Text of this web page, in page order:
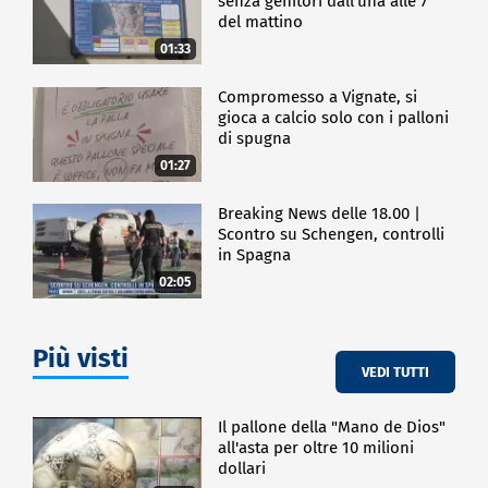
ECONOMIA
01:33
del mattino
01:27
Compromesso a Vignate, si
gioca a calcio solo con i palloni
di spugna
02:05
Breaking News delle 18.00 |
Scontro su Schengen, controlli
in Spagna
Più visti VEDI TUTTI
Il pallone della "Mano de Dios"
all'asta per oltre 10 milioni
dollari